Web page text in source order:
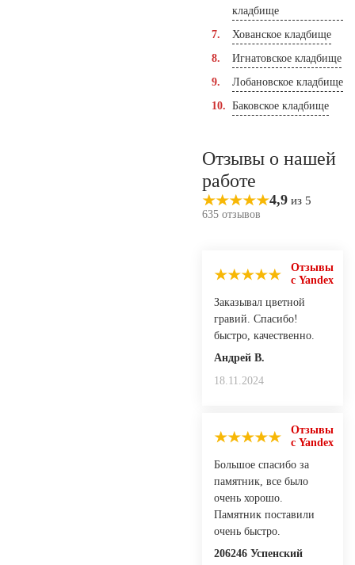
кладбище
Хованское кладбище
Игнатовское кладбище
Лобановское кладбище
Баковское кладбище
Отзывы о нашей
работе
4,9 из 5
635 отзывов
Отзывы
с Yandex
Заказывал цветной
гравий. Спасибо!
быстро, качественно.
Андрей В.
18.11.2024
Отзывы
с Yandex
Большое спасибо за
памятник, все было
очень хорошо.
Памятник поставили
очень быстро.
206246 Успенский